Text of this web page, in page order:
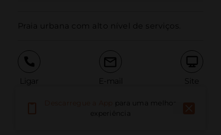
Praia urbana com alto nível de serviços.
Ligar E-mail Site
Relatar problema
para uma melhor
experiência